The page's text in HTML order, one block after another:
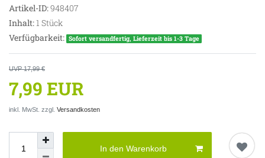
Artikel-ID:948407
Inhalt:1 Stück
Verfügbarkeit: Sofort versandfertig, Lieferzeit bis 1-3 Tage
UVP 17,99 €
7,99 EUR
inkl. MwSt. zzgl. Versandkosten
In den Warenkorb